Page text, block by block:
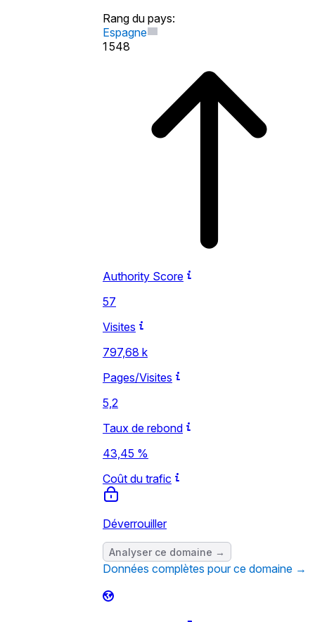
Rang du pays:
Espagne
1 548
Authority Score
57
Visites
797,68 k
Pages/Visites
5,2
Taux de rebond
43,45 %
Coût du trafic
Déverrouiller
Analyser ce domaine →
Données complètes pour ce domaine →